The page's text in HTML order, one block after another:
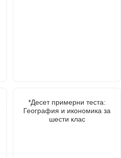
*Десет примерни теста:
География и икономика за
шести клас